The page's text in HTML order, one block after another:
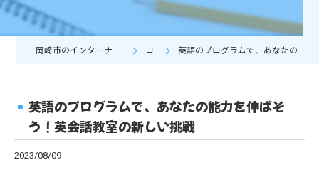
岡崎市のインターナショナルスクールならSky High コラム 英語のプログラムで、あなたの能力を伸ばそう！英会話教室の新しい挑戦
英語のプログラムで、あなたの能力を伸ばそ
う！英会話教室の新しい挑戦
2023/08/09